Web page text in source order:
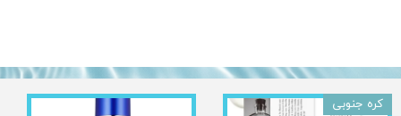
کره جنوبی